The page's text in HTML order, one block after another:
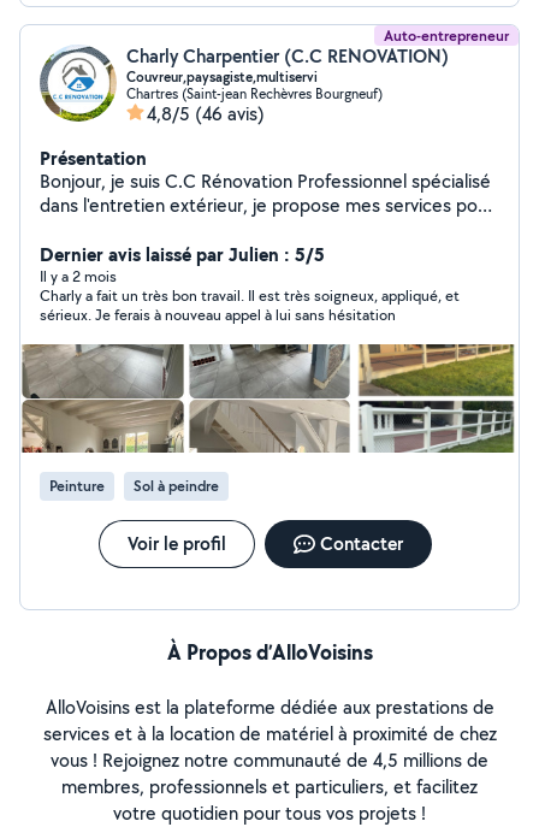
Auto-entrepreneur
Charly Charpentier (C.C RENOVATION)
Couvreur,paysagiste,multiservi
Chartres (Saint-jean Rechèvres Bourgneuf)
4,8/5 (46 avis)
Présentation
Bonjour, je suis C.C Rénovation Professionnel spécialisé
dans l'entretien extérieur, je propose mes services pour
allées, toitures ) Remplacement de tuiles 7j7 Nettoyage
de gouttière Entretien d'espaces verts (tonte, taille de
haies, débroussaillage, nettoyage, élagage, ramassage
de feuille) .lavage de vitres .petit travaux de maçonnerie
.peinture intérieur extérieur Petits travaux et
rénovations extérieures selon vos besoins Travail sérieux
Résultat propre et soigné Déplacements rapides autour
de votre secteur N'hésitez pas à me contacter, je serai
ravi de vous aider !
Dernier avis laissé par Julien : 5/5
Il y a 2 mois
Charly a fait un très bon travail. Il est très soigneux, appliqué, et
sérieux. Je ferais à nouveau appel à lui sans hésitation
Peinture Sol à peindre
Voir le profil Contacter
À Propos d’AlloVoisins
AlloVoisins est la plateforme dédiée aux prestations de
services et à la location de matériel à proximité de chez
vous ! Rejoignez notre communauté de 4,5 millions de
membres, professionnels et particuliers, et facilitez
votre quotidien pour tous vos projets !